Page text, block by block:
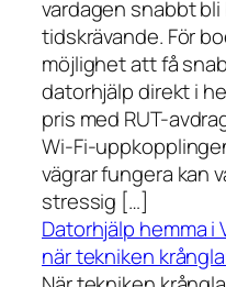
vardagen snabbt
tidskrävande. För
möjlighet att få
datorhjälp direkt i
pris med RUT-
Wi-Fi-
vägrar fungera kan
stressig […]
Datorhjälp hemma
när tekniken